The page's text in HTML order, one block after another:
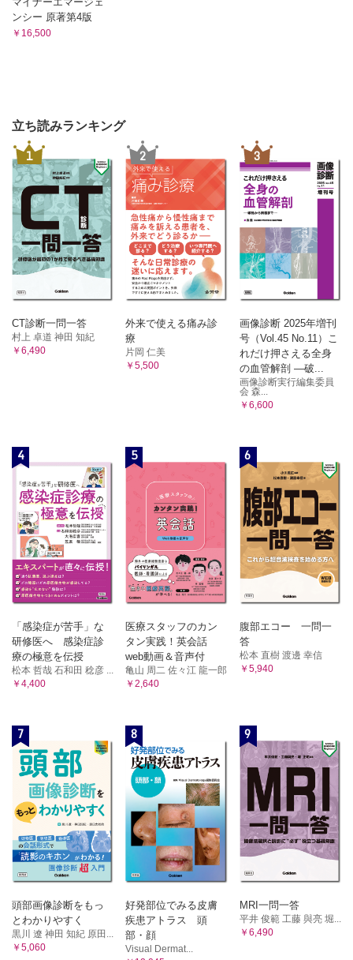
ンシー 原著第4版
￥16,500
立ち読みランキング
1
CT診断一問一答
村上 卓道 神田 知紀
￥6,490
2
外来で使える痛み診
療
片岡 仁美
￥5,500
3
画像診断 2025年増刊
号（Vol.45 No.11）こ
れだけ押さえる全身
の血管解剖 ―破...
画像診断実行編集委員
会 森...
￥6,600
4
「感染症が苦手」な
研修医へ 感染症診
療の極意を伝授
松本 哲哉 石和田 稔彦 ...
￥4,400
5
医療スタッフのカン
タン実践！英会話
web動画＆音声付
亀山 周二 佐々江 龍一郎
￥2,640
6
腹部エコー 一問一
答
松本 直樹 渡邊 幸信
￥5,940
7
頭部画像診断をもっ
とわかりやすく
黒川 遼 神田 知紀 原田...
￥5,060
8
好発部位でみる皮膚
疾患アトラス 頭
部・顔
Visual Dermat...
9
MRI一問一答
平井 俊範 工藤 與亮 堀...
￥6,490